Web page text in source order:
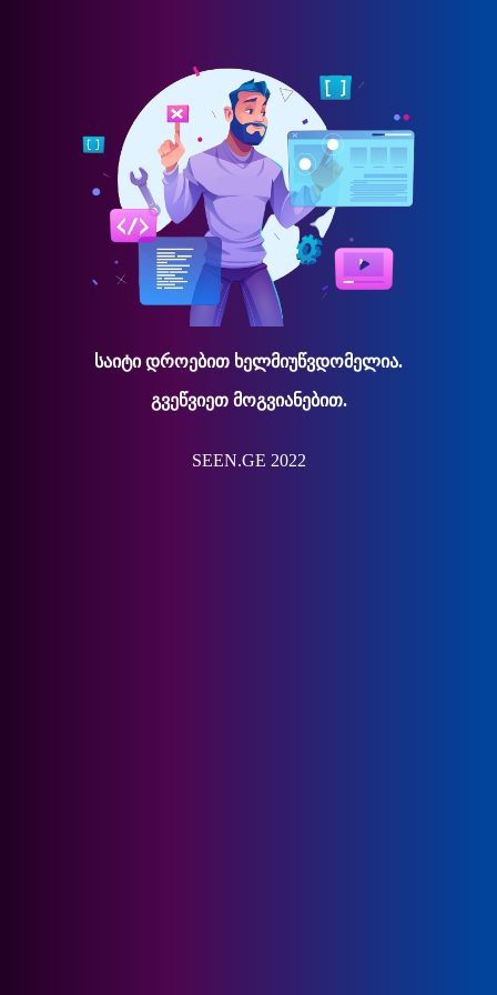
საიტი დროებით ხელმიუწვდომელია.
გვეწვიეთ მოგვიანებით.
SEEN.GE 2022